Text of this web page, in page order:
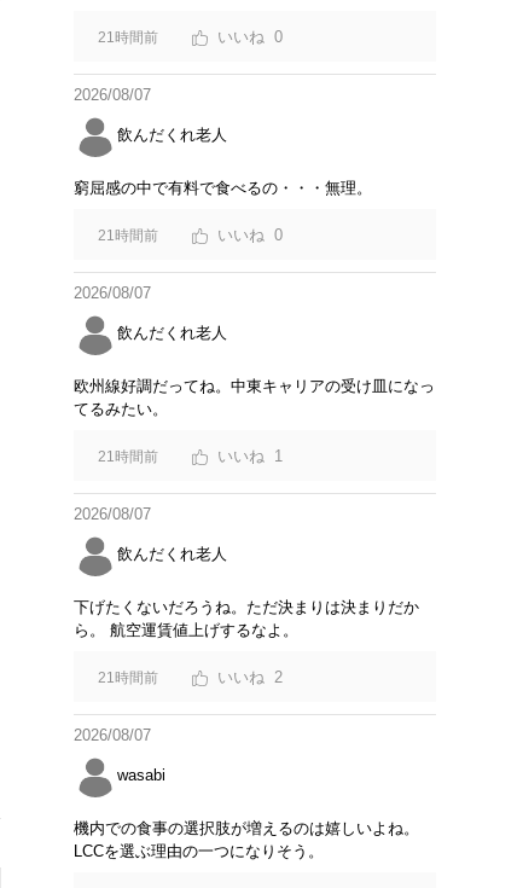
21時間前 0
2026/08/07
飲んだくれ老人
窮屈感の中で有料で食べるの・・・無理。
21時間前 0
2026/08/07
飲んだくれ老人
欧州線好調だってね。中東キャリアの受け皿になっ
てるみたい。
21時間前 1
2026/08/07
飲んだくれ老人
下げたくないだろうね。ただ決まりは決まりだか
ら。 航空運賃値上げするなよ。
21時間前 2
2026/08/07
wasabi
機内での食事の選択肢が増えるのは嬉しいよね。
LCCを選ぶ理由の一つになりそう。